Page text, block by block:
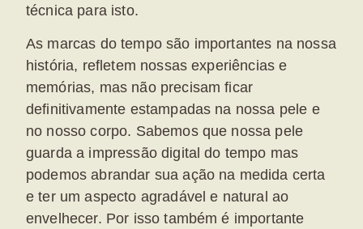
técnica para isto.
As marcas do tempo são importantes na nossa
história, refletem nossas experiências e
memórias, mas não precisam ficar
definitivamente estampadas na nossa pele e
no nosso corpo. Sabemos que nossa pele
guarda a impressão digital do tempo mas
podemos abrandar sua ação na medida certa
e ter um aspecto agradável e natural ao
envelhecer. Por isso também é importante